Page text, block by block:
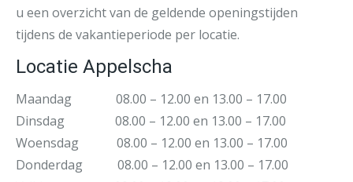
u een overzicht van de geldende openingstijden
tijdens de vakantieperiode per locatie.
Locatie Appelscha
Maandag 08.00 – 12.00 en 13.00 – 17.00
Dinsdag 08.00 – 12.00 en 13.00 – 17.00
Woensdag 08.00 – 12.00 en 13.00 – 17.00
Donderdag 08.00 – 12.00 en 13.00 – 17.00